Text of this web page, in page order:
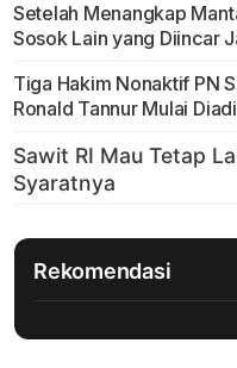
Setelah Menangkap
Sosok Lain yang Diincar
Tiga Hakim Nonaktif PN
Ronald Tannur Mulai
Rekomendasi